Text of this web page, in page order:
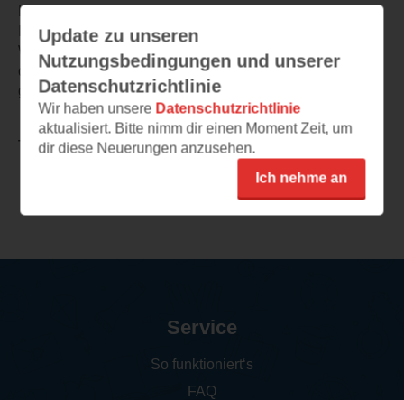
Hinweis gut.
Insgesamt wirkt es auf mich wie eine gute Mischung aus
Wissensvermittlung und populärwissenschaftlichen Infos,
die als kleiner Anreit dienen. Finde ich gut und würde ich
gerne lesen!
TEILEN
Update zu unseren
Nutzungsbedingungen und unserer
Datenschutzrichtlinie
Wir haben unsere Datenschutzrichtlinie
aktualisiert. Bitte nimm dir einen Moment Zeit, um
dir diese Neuerungen anzusehen.
Ich nehme an
Service
So funktioniert‘s
FAQ